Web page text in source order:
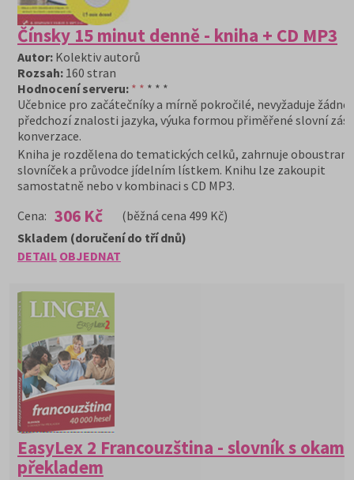
Čínsky 15 minut denně - kniha + CD MP3
Autor: Kolektiv autorů
Rozsah: 160 stran
Hodnocení serveru: * * * * *
Učebnice pro začátečníky a mírně pokročilé, nevyžaduje žádné
předchozí znalosti jazyka, výuka formou přiměřené slovní
konverzace.
Kniha je rozdělena do tematických celků, zahrnuje
slovníček a průvodce jídelním lístkem. Knihu lze zakoupit
samostatně nebo v kombinaci s CD MP3.
Cena: 306 Kč (běžná cena 499 Kč)
DETAIL OBJEDNAT
Skladem (doručení do tří dnů)
EasyLex 2 Francouzština - slovník s
překladem